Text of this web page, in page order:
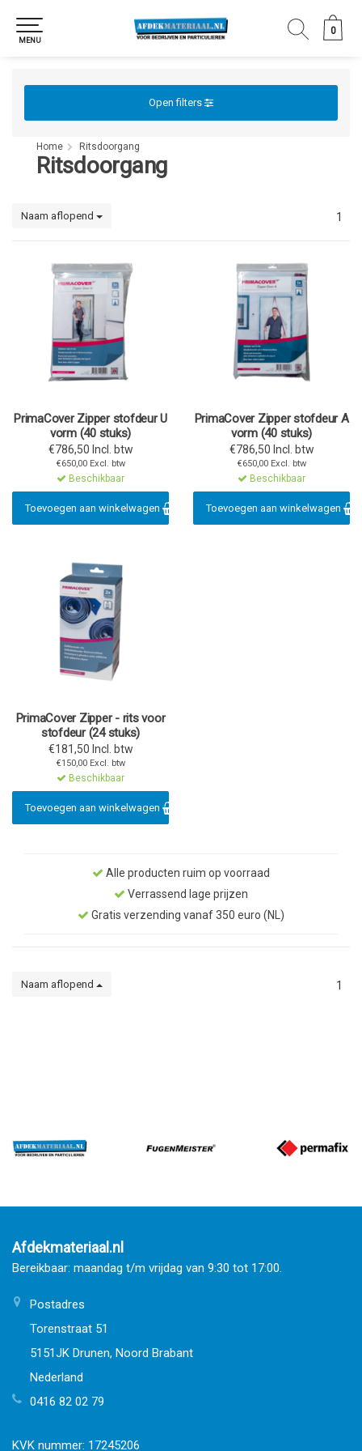
0
0
MENU
Open filters
Home Ritsdoorgang
Ritsdoorgang
Naam aflopend 1
PrimaCover Zipper stofdeur U
vorm (40 stuks)
€786,50 Incl. btw
€650,00 Excl. btw
Beschikbaar
Toevoegen aan winkelwagen
PrimaCover Zipper stofdeur A
vorm (40 stuks)
€786,50 Incl. btw
€650,00 Excl. btw
Beschikbaar
Toevoegen aan winkelwagen
PrimaCover Zipper - rits voor
stofdeur (24 stuks)
€181,50 Incl. btw
€150,00 Excl. btw
Beschikbaar
Toevoegen aan winkelwagen
Alle producten ruim op voorraad
Verrassend lage prijzen
Gratis verzending vanaf 350 euro (NL)
Naam aflopend 1
Afdekmateriaal.nl
Bereikbaar: maandag t/m vrijdag van 9:30 tot 17:00.
Postadres
Torenstraat 51
5151JK Drunen, Noord Brabant
Nederland
0416 82 02 79
KVK nummer: 17245206